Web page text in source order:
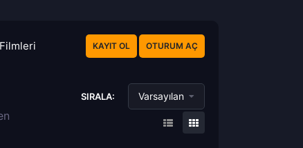
KAYIT OL OTURUM AÇ
SIRALA: Varsayılan